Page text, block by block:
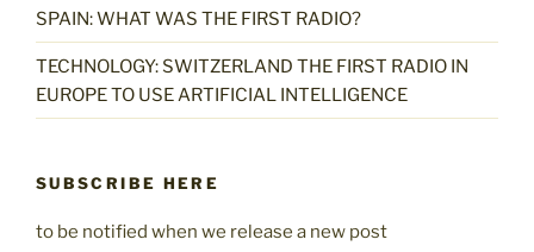
SPAIN: WHAT WAS THE FIRST RADIO?
TECHNOLOGY: SWITZERLAND THE FIRST RADIO IN
EUROPE TO USE ARTIFICIAL INTELLIGENCE
SUBSCRIBE HERE
to be notified when we release a new post